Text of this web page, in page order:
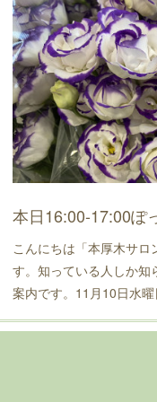
本日16:00-17:00ぽ
こんにちは「本厚木サ
す。知っている人しか知
案内です。11月10日水